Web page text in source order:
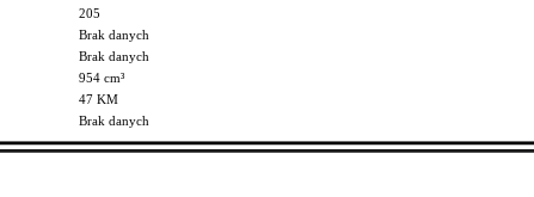
205
Brak danych
Brak danych
954 cm³
47 KM
Brak danych